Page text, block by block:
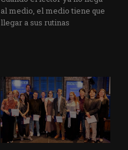
al medio, el medio tiene que
llegar a sus rutinas